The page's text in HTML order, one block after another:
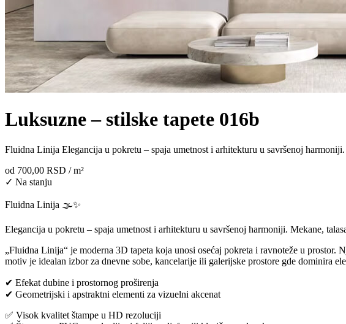
Luksuzne – stilske tapete 016b
Fluidna Linija Elegancija u pokretu – spaja umetnost i arhitekturu u savršenoj harmoniji.
od 700,00 RSD / m²
✓ Na stanju
Fluidna Linija 🌫️✨
Elegancija u pokretu – spaja umetnost i arhitekturu u savršenoj harmoniji. Mekane,
„Fluidna Linija“ je moderna 3D tapeta koja unosi osećaj pokreta i ravnoteže u
motiv je idealan izbor za dnevne sobe, kancelarije ili galerijske prostore gde dominira
✔ Efekat dubine i prostornog proširenja
✔ Geometrijski i apstraktni elementi za vizuelni akcenat
✅ Visok kvalitet štampe u HD rezoluciji